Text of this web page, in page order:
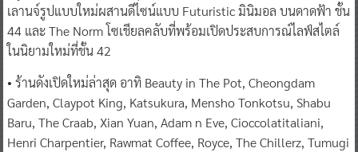
เลานจ์รูปแบบใหม่ผสานดีไซน์แบบ Futuristic มินิมอล บนดาดฟ้า ชั้น
44 และ The Norm โซเชียลคลับที่พร้อมเปิดประสบการณ์ไลฟ์สไตล์
ในนิยามใหม่ที่ชั้น 42
• ร้านดังเปิดใหม่ล่าสุด อาทิ Beauty in The Pot, Cheongdam
Garden, Claypot King, Katsukura, Mensho Tonkotsu, Shabu
Baru, The Craab, Xian Yuan, Adam n Eve, Cioccolatitaliani,
Henri Charpentier, Rawmat Coffee, Royce, The Chillerz, Tumugi